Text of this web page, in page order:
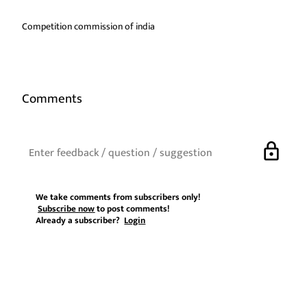
Competition commission of india
Comments
lock
We take comments from subscribers only!
Subscribe nowto post comments!
Already a subscriber?Login